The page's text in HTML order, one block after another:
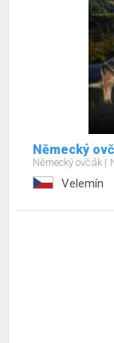
Německý
Německý ovčák
Velemín